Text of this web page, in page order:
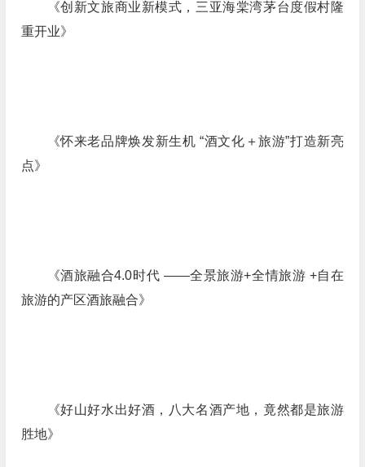
《创新文旅商业新模式，三亚海棠湾茅台度假村隆
重开业》
《怀来老品牌焕发新生机 “酒文化＋旅游”打造新亮
点》
《酒旅融合4.0时代 ——全景旅游+全情旅游 +自在
旅游的产区酒旅融合》
《好山好水出好酒，八大名酒产地，竟然都是旅游
胜地》